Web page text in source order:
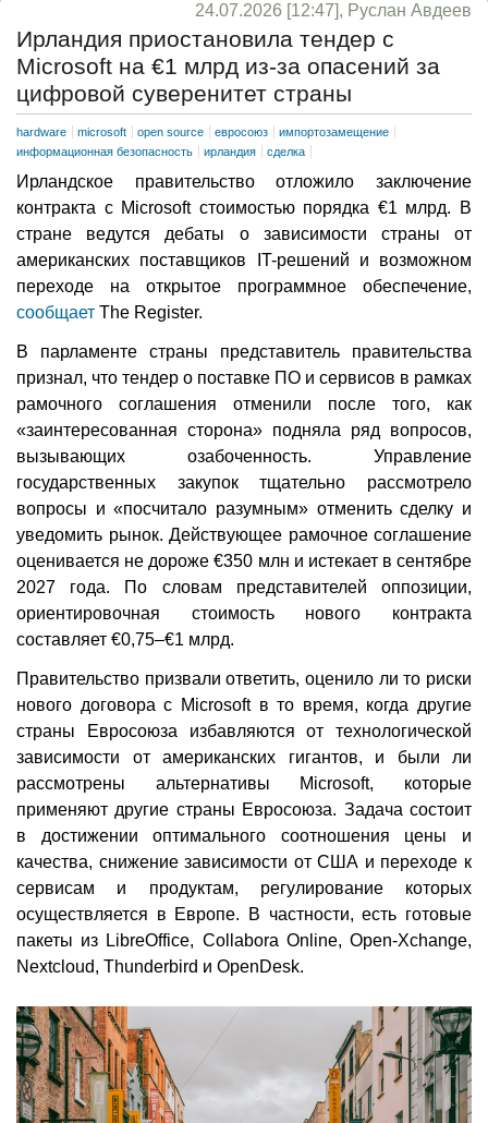
24.07.2026 [12:47], Руслан Авдеев
Ирландия приостановила тендер с
Microsoft на €1 млрд из-за опасений за
цифровой суверенитет страны
hardware microsoft open source евросоюз
импортозамещение
информационная безопасность
ирландия сделка
Ирландское правительство отложило заключение
контракта с Microsoft стоимостью порядка €1 млрд. В
стране ведутся дебаты о зависимости страны от
американских поставщиков IT-решений и возможном
переходе на открытое программное обеспечение,
сообщает The Register.
В парламенте страны представитель правительства
признал, что тендер о поставке ПО и сервисов в рамках
рамочного соглашения отменили после того, как
«заинтересованная сторона» подняла ряд вопросов,
вызывающих озабоченность. Управление
государственных закупок тщательно рассмотрело
вопросы и «посчитало разумным» отменить сделку и
уведомить рынок. Действующее рамочное соглашение
оценивается не дороже €350 млн и истекает в сентябре
2027 года. По словам представителей оппозиции,
ориентировочная стоимость нового контракта
составляет €0,75–€1 млрд.
Правительство призвали ответить, оценило ли то риски
нового договора с Microsoft в то время, когда другие
страны Евросоюза избавляются от технологической
зависимости от американских гигантов, и были ли
рассмотрены альтернативы Microsoft, которые
применяют другие страны Евросоюза. Задача состоит
в достижении оптимального соотношения цены и
качества, снижение зависимости от США и переходе к
сервисам и продуктам, регулирование которых
осуществляется в Европе. В частности, есть готовые
пакеты из LibreOffice, Collabora Online, Open-Xchange,
Nextcloud, Thunderbird и OpenDesk.